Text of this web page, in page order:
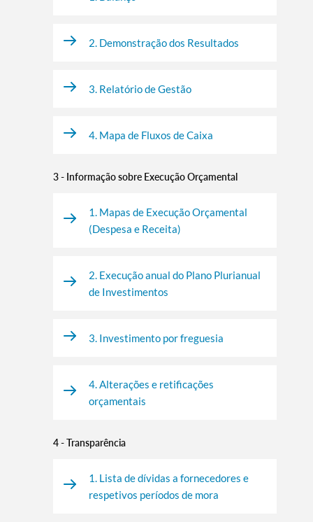
2. Demonstração dos Resultados
3. Relatório de Gestão
4. Mapa de Fluxos de Caixa
3 - Informação sobre Execução Orçamental
1. Mapas de Execução Orçamental
(Despesa e Receita)
2. Execução anual do Plano Plurianual
de Investimentos
3. Investimento por freguesia
4. Alterações e retificações
orçamentais
4 - Transparência
1. Lista de dívidas a fornecedores e
respetivos períodos de mora